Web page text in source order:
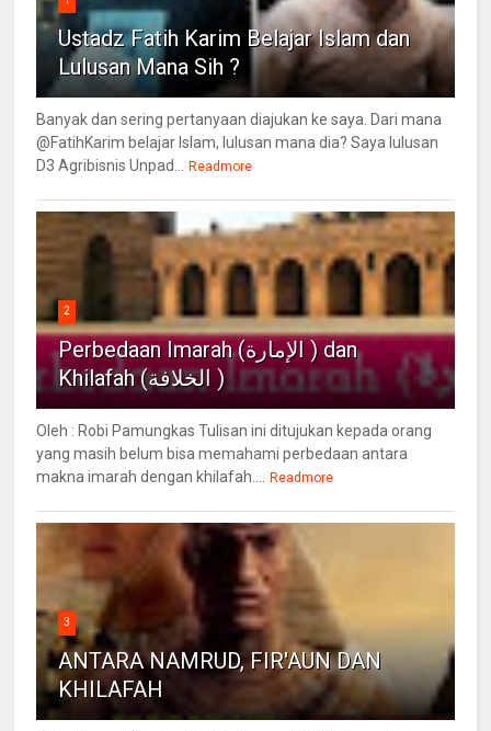
Ustadz Fatih Karim Belajar Islam dan
Lulusan Mana Sih ?
Banyak dan sering pertanyaan diajukan ke saya. Dari mana
@FatihKarim belajar Islam, lulusan mana dia? Saya lulusan
D3 Agribisnis Unpad...
Readmore
2
Perbedaan Imarah (الإمارة ) dan
Khilafah (الخلافة )
Oleh : Robi Pamungkas Tulisan ini ditujukan kepada orang
yang masih belum bisa memahami perbedaan antara
makna imarah dengan khilafah....
Readmore
3
ANTARA NAMRUD, FIR'AUN DAN
KHILAFAH